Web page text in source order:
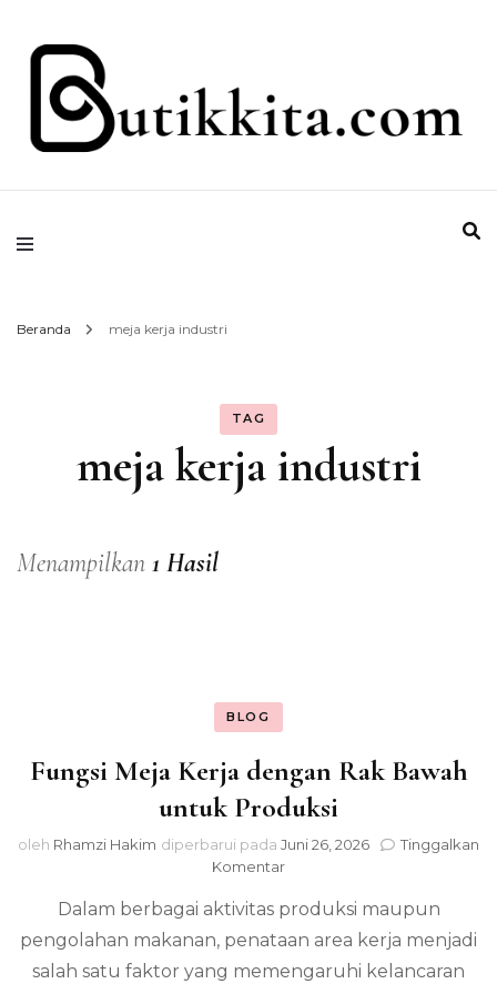
butikkita.com
Beranda meja kerja industri
TAG
meja kerja industri
Menampilkan 1 Hasil
BLOG
Fungsi Meja Kerja dengan Rak Bawah
untuk Produksi
oleh Rhamzi Hakim diperbarui pada Juni 26, 2026
Tinggalkan
Komentarpada
Meja
Kerja
Rak
Dalam berbagai aktivitas produksi maupun
pengolahan makanan, penataan area kerja menjadi
salah satu faktor yang memengaruhi kelancaran